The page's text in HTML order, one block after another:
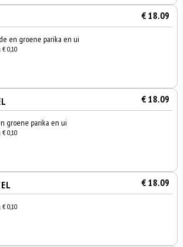
€ 18.09
en groene parika en ui
€ 0,10
€ 18.09
groene parika en ui
€ 0,10
€ 18.09
€ 0,10